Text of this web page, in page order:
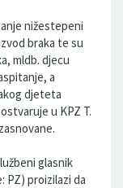
nižestepeni
braka te su
mldb. djecu
a
djeteta
u KPZ T.
glasnik
PZ) proizilazi da